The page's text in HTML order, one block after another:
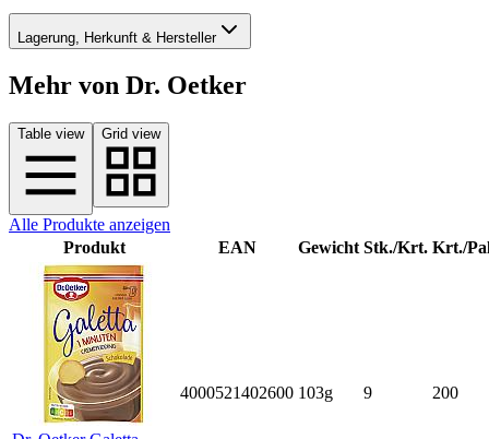
Lagerung, Herkunft & Hersteller
Mehr von Dr. Oetker
Table view Grid view
Alle Produkte anzeigen
Produkt
EAN Gewicht Stk./Krt. Krt./
4000521402600 103g 9 200